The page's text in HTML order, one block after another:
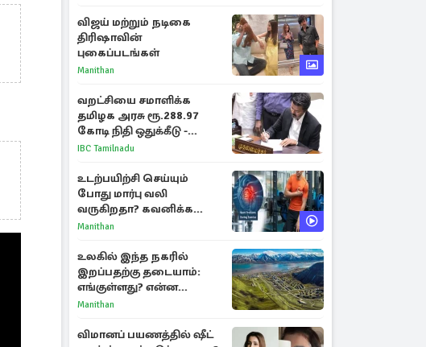
விஜய் மற்றும் நடிகை
திரிஷாவின்
புகைப்படங்கள்
Manithan
வறட்சியை சமாளிக்க
தமிழக அரசு ரூ.288.97
கோடி நிதி ஒதுக்கீடு -
வெளியான அரசாணை
IBC Tamilnadu
உடற்பயிற்சி செய்யும்
போது மார்பு வலி
வருகிறதா? கவனிக்க
வேண்டிய எச்சரிக்கை
Manithan
உலகில் இந்த நகரில்
இறப்பதற்கு தடையாம்:
எங்குள்ளது? என்ன
காரணம் தெரியுமா?
Manithan
விமானப் பயணத்தில் ஷீட்